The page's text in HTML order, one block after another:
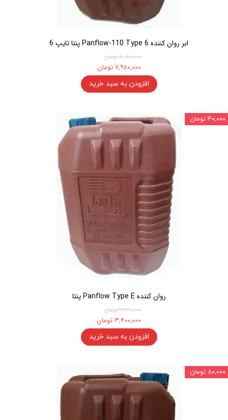
ابر روان کننده Panflow-110 Type 6 پنتا تایپ 6
۸,۰۶۰,۰۰۰ تومان
۷,۹۸۰,۰۰۰ تومان
افزودن به سبد خرید
روان کننده Panflow Type E پنتا
۳,۴۴۰,۰۰۰ تومان
۳,۴۰۰,۰۰۰ تومان
افزودن به سبد خرید
۴۰,۰۰۰ تومان
۸۰,۰۰۰ تومان